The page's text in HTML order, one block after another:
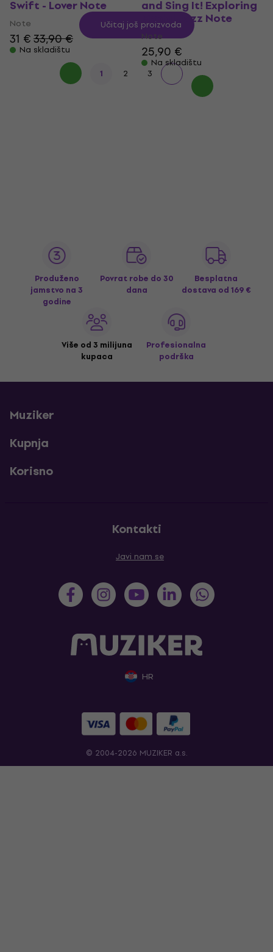
Swift - Lover Note
Note
31 €33,90 €
Na skladištu
and Sing It! Exploring
Modal Jazz Note
Note
25,90 €
Na skladištu
Učitaj još proizvoda
1 2 3
Produženo
jamstvo na 3
godine
Povrat robe do 30
dana
Besplatna
dostava od 169 €
Više od 3 milijuna
kupaca
Profesionalna
podrška
Muziker
Kupnja
Korisno
Kontakti
Javi nam se
HR
© 2004-2026 MUZIKER a.s.